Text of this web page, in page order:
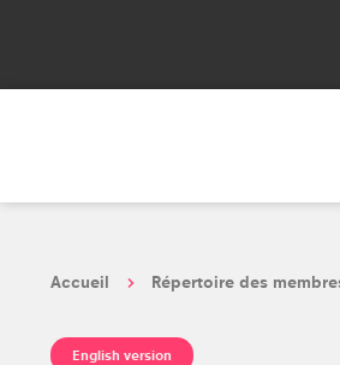
Accueil Répertoire des
English version